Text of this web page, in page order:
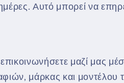
Αυτό μπορεί να
μαζί μας
μάρκας και μοντέλου